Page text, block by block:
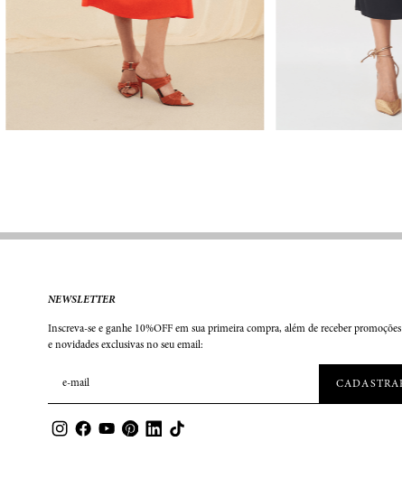
NEWSLETTER
Inscreva-se e ganhe 10%OFF em sua primeira compra, além de receber promoções
e novidades exclusivas no seu email: